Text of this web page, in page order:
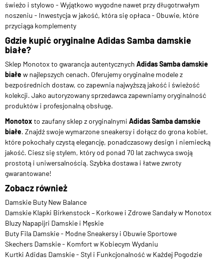
świeżo i stylowo - Wyjątkowo wygodne nawet przy długotrwałym
noszeniu - Inwestycja w jakość, która się opłaca - Obuwie, które
przyciąga komplementy
Gdzie kupić oryginalne Adidas Samba damskie
białe?
Sklep Monotox to gwarancja autentycznych Adidas Samba damskie
białew najlepszych cenach. Oferujemy oryginalne modele z
bezpośrednich dostaw, co zapewnia najwyższą jakość i świeżość
kolekcji. Jako autoryzowany sprzedawca zapewniamy oryginalność
produktów i profesjonalną obsługę.
Monotox to zaufany sklep z oryginalnymi Adidas Samba damskie
białe. Znajdź swoje wymarzone sneakersy i dołącz do grona kobiet,
które pokochały czystą elegancję, ponadczasowy design i niemiecką
jakość. Ciesz się stylem, który od ponad 70 lat zachwyca swoją
prostotą i uniwersalnością. Szybka dostawa i łatwe zwroty
gwarantowane!
Zobacz również
Damskie Buty New Balance
Damskie Klapki Birkenstock – Korkowe i Zdrowe Sandały w Monotox
Bluzy Napapijri Damskie i Męskie
Buty Fila Damskie - Modne Sneakersy i Obuwie Sportowe
Skechers Damskie - Komfort w Kobiecym Wydaniu
Kurtki Adidas Damskie - Styl i Funkcjonalność w Każdej Pogodzie